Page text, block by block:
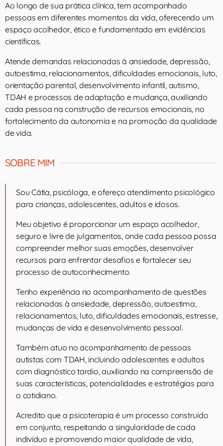
Ao longo de sua prática clínica, tem acompanhado
pessoas em diferentes momentos da vida, oferecendo um
espaço acolhedor, ético e fundamentado em evidências
científicas.
Atende demandas relacionadas à ansiedade, depressão,
autoestima, relacionamentos, dificuldades emocionais, luto,
orientação parental, desenvolvimento infantil, autismo,
TDAH e processos de adaptação e mudança, auxiliando
cada pessoa na construção de recursos emocionais, no
fortalecimento da autonomia e na promoção da qualidade
de vida.
SOBRE MIM
Sou Cátia, psicóloga, e ofereço atendimento psicológico
para crianças, adolescentes, adultos e idosos.
Meu objetivo é proporcionar um espaço acolhedor,
seguro e livre de julgamentos, onde cada pessoa possa
compreender melhor suas emoções, desenvolver
recursos para enfrentar desafios e fortalecer seu
processo de autoconhecimento.
Tenho experiência no acompanhamento de questões
relacionadas à ansiedade, depressão, autoestima,
relacionamentos, luto, dificuldades emocionais, estresse,
mudanças de vida e desenvolvimento pessoal.
Também atuo no acompanhamento de pessoas
autistas com TDAH, incluindo adolescentes e adultos
com diagnóstico tardio, auxiliando na compreensão de
suas características, potencialidades e estratégias para
o cotidiano.
Acredito que a psicoterapia é um processo construído
em conjunto, respeitando a singularidade de cada
indivíduo e promovendo maior qualidade de vida,